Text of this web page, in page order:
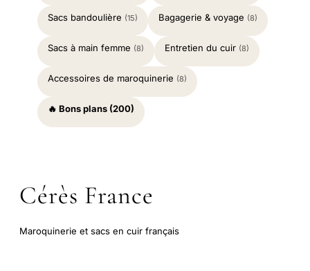
Sacs bandoulière (15) Bagagerie & voyage (8)
Sacs à main femme (8) Entretien du cuir (8)
Accessoires de maroquinerie (8)
🔥 Bons plans (200)
Cérès France
Maroquinerie et sacs en cuir français